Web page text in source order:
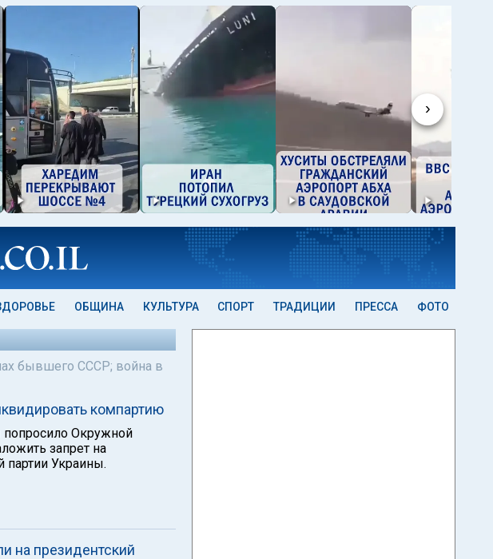
›
ОБЩИНА КУЛЬТУРА СПОРТ ТРАДИЦИИ ПРЕССА ФОТО
бывшего СССР; война в
компартию
Окружной
запрет на
партии Украины.
на президентский